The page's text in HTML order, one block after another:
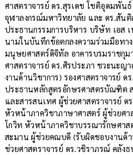
ศาสตราจารย์ ดร.สุรเดช โชติอุดมพั
จุฬาลงกรณ์มหาวิทยาลัย และ ดร.สัน
ประธานกรรมการบริหาร บริษัท เอส
นามในบันทึกข้อตกลงความร่วมมือทา
มนุษยศาสตร์ดิจิทัล อาคารบรมราชกุม
ศาสตราจารย์ ดร.ศิรประภา ชวะนะญ
งานด้านวิชาการ) รองศาสตราจารย์
ประธานหลักสูตรอักษรศาสตรบัณฑิต
และสารสนเทศ ผู้ช่วยศาสตราจารย์ ด
หัวหน้าภาควิชาภาษาศาสตร์ ผู้ช่วยศ
โกวิท หัวหน้าภาควิชาบรรณารักษศาส
สะมาน ผู้ช่วยคณบดี (รับผิดชอบงาน
ช่วยศาสตราจารย์ ดร.วชิราภรณ์ คลัง